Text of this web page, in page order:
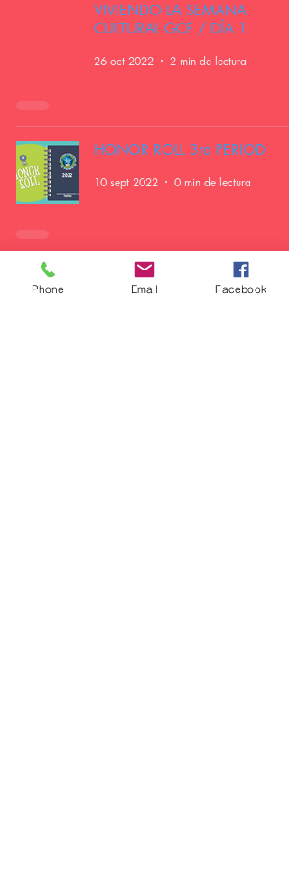
VIVIENDO LA SEMANA
CULTURAL GCF / DÍA 1
26 oct 2022 2 min de lectura
HONOR ROLL 3rd PERIOD
10 sept 2022 0 min de lectura
FOR MY GRANDPARENTS
Phone Email Facebook